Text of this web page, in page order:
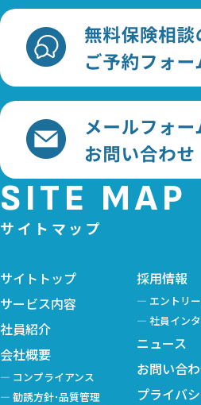
SITE MAP
サイトトップ
サービス内容
社員紹介
会社概要
コンプライアンス
勧誘方針･品質管理
採用情報
エントリ
社員イン
ニュース
お問い合
プライバ